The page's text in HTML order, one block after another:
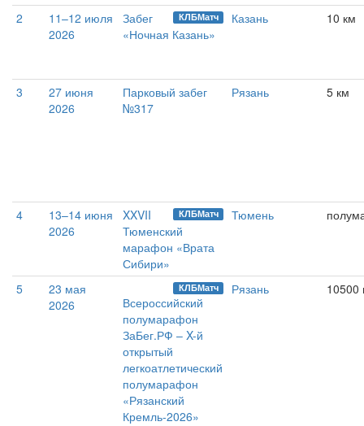
2
11–12 июля
2026
КЛБМатч
Забег
«Ночная Казань»
Казань 10 км
3
27 июня
2026
Парковый забег
№317
Рязань 5 км
4
13–14 июня
2026
КЛБМатч
XXVII
Тюменский
марафон «Врата
Сибири»
Тюмень
5
23 мая
2026
КЛБМатч
Всероссийский
полумарафон
ЗаБег.РФ – X-й
открытый
легкоатлетический
полумарафон
«Рязанский
Кремль-2026»
Рязань 10500